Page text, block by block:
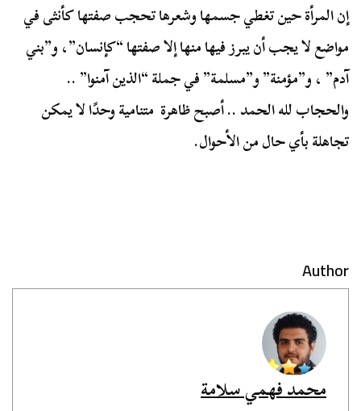
إن المرأة حين تغطي جسمها وشعرها تحجب صفتها كأنثى في
مواضع لا يجب أن يبرز فيها منها إلا صفتها “كإنسان”، و”بني
آدم” ، و”مؤمنة” و”مسلمة” في جملة “الذين آمنوا” ..
والحجاب لله الحمد .. أصبح ظاهرة متنامية وحدًا لا يمكن
تجاهلة بأي حال من الأحوال.
Author
محمد فهمي سلامة